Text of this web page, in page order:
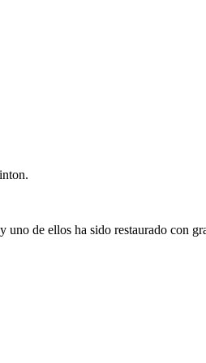
uno de ellos ha sido restaurado con